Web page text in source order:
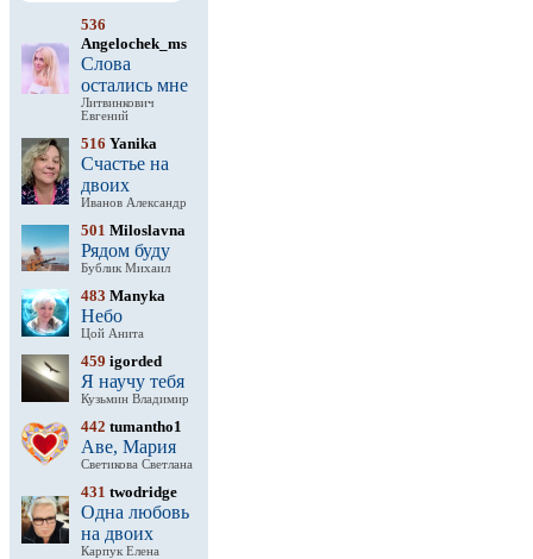
536
Angelochek_ms
Слова
остались мне
Литвинкович
Евгений
516 Yanika
Счастье на
двоих
Иванов Александр
501 Miloslavna
Рядом буду
Бублик Михаил
483 Manyka
Небо
Цой Анита
459 igorded
Я научу тебя
Кузьмин Владимир
442 tumantho1
Аве, Мария
Светикова Светлана
431 twodridge
Одна любовь
на двоих
Карпук Елена